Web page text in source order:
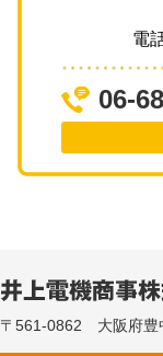
電
06-
〒561-0862 大阪府豊